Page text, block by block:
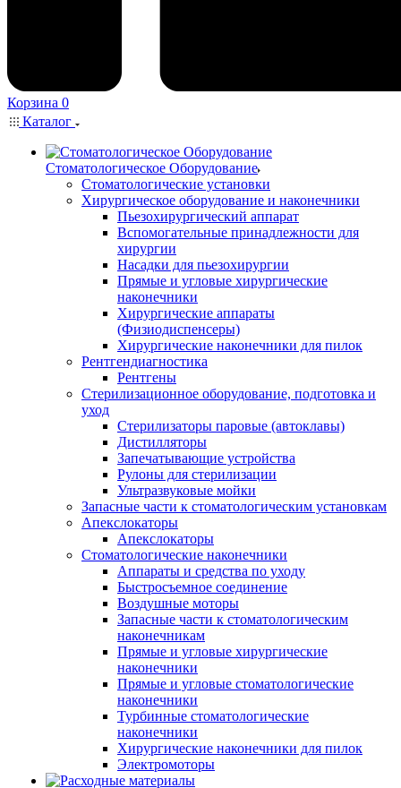
Корзина 0
Каталог
Стоматологическое Оборудование
Стоматологические установки
Хирургическое оборудование и наконечники
Пьезохирургический аппарат
Вспомогательные принадлежности для
хирургии
Насадки для пьезохирургии
Прямые и угловые хирургические
наконечники
Хирургические аппараты
(Физиодиспенсеры)
Хирургические наконечники для пилок
Рентгендиагностика
Рентгены
Стерилизационное оборудование, подготовка и
уход
Стерилизаторы паровые (автоклавы)
Дистилляторы
Запечатывающие устройства
Рулоны для стерилизации
Ультразвуковые мойки
Запасные части к стоматологическим установкам
Апекслокаторы
Апекслокаторы
Стоматологические наконечники
Аппараты и средства по уходу
Быстросъемное соединение
Воздушные моторы
Запасные части к стоматологическим
наконечникам
Прямые и угловые хирургические
наконечники
Прямые и угловые стоматологические
наконечники
Турбинные стоматологические
наконечники
Хирургические наконечники для пилок
Электромоторы